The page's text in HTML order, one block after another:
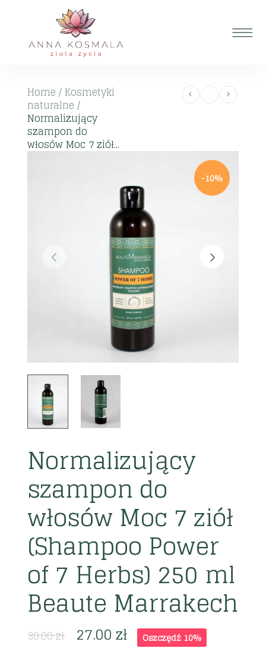
Home / Kosmetyki
naturalne /
Normalizujący
szampon do
włosów Moc 7 ziół...
-10%
Normalizujący
szampon do
włosów Moc 7 ziół
(Shampoo Power
of 7 Herbs) 250 ml
Beaute Marrakech
30.00zł 27.00zł Oszczędź 10%